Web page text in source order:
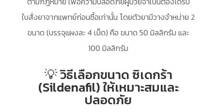
ใบสั่งยาจากแพทย์ก่อนซื้อเท่านั้น โดยตัวยามีวางจำหน่าย 2
ขนาด (บรรจุแผงละ 4 เม็ด) คือ ขนาด 50 มิลลิกรัม และ
100 มิลลิกรัม
💡 วิธีเลือกขนาด ซิเดกร้า
(Sildenafil) ให้เหมาะสมและ
ปลอดภัย